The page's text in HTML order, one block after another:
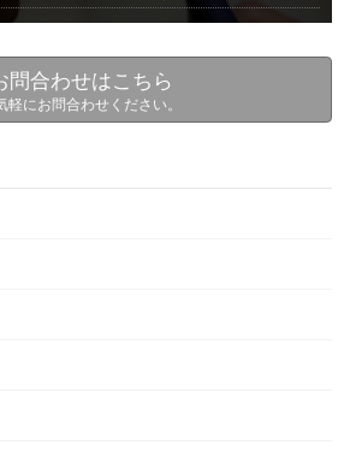
問合わせはこちら
軽にお問合わせください。